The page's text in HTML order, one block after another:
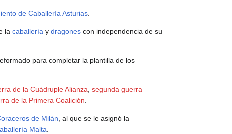
de Caballería Asturias
la caballería y dragones con independencia de su
para completar la plantilla de los
de la Cuádruple Alianza segunda guerra
de la Primera Coalición
de Milán , al que se le asignó la
Malta